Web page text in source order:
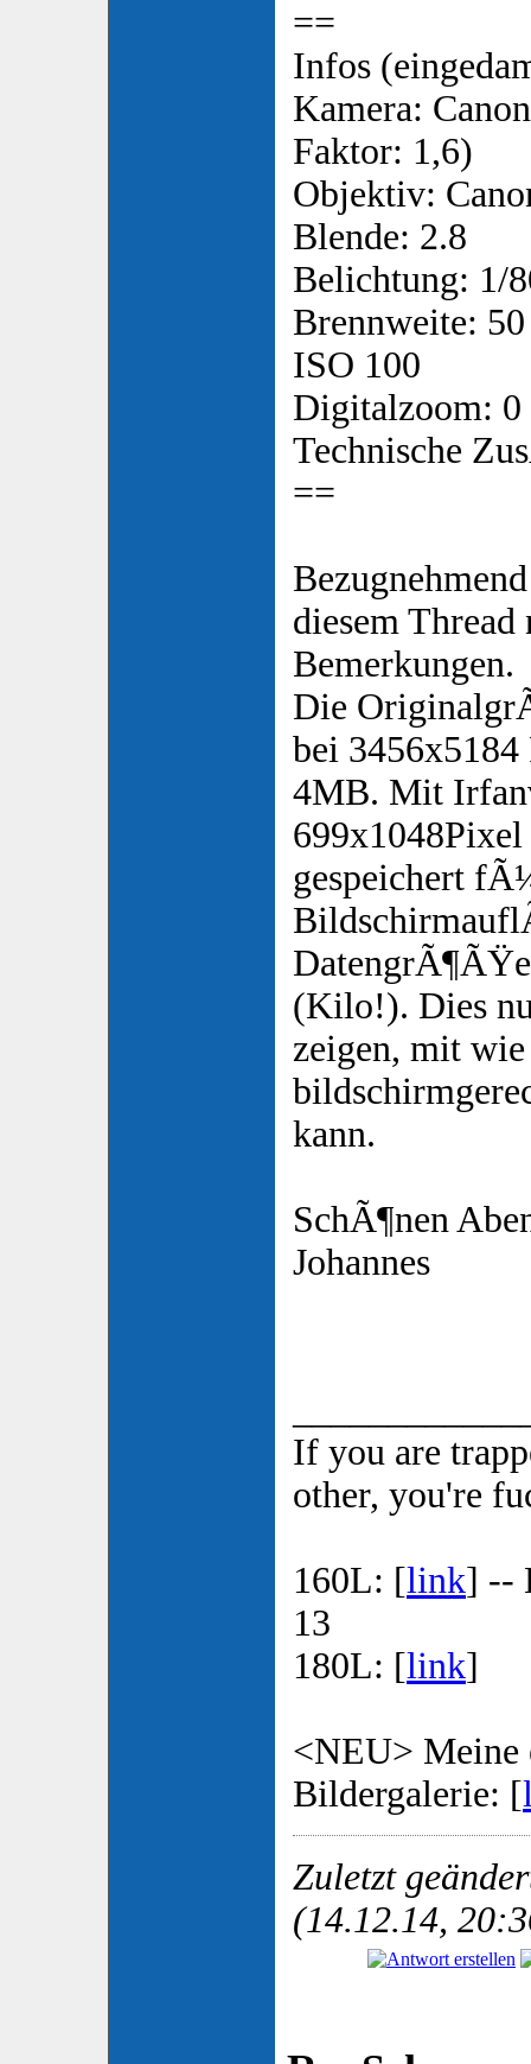
==
Infos
Kamera:
Faktor: 1,6)
Objektiv:
Blende: 2.8
Belichtung: 1/
Brennweite: 50
ISO 100
Digitalzoom: 0
Technische
==
diesem Thread
Bemerkungen.
Die
bei
4MB. Mit
gespeichert
(Kilo!). Dies
zeigen, mit
kann.
SchÃ¶nen
Johannes
If you are
other, you're
160L: [link] --
13
180L: [link]
<NEU> Meine
Bildergalerie: [
Zuletzt
(14.12.14,